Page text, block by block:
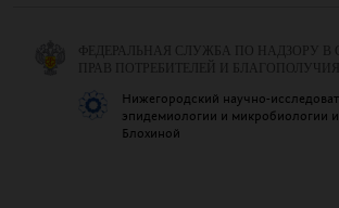
ФЕДЕРАЛЬНАЯ СЛУЖБА ПО НАДЗОРУ В
ПРАВ ПОТРЕБИТЕЛЕЙ И
Нижегородский научно-
эпидемиологии и микробиологии
Блохиной